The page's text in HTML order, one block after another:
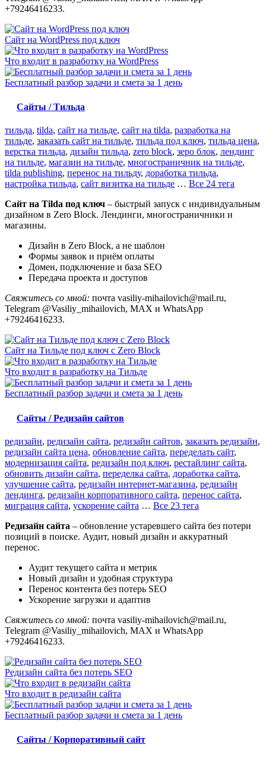
+79246416233.
Сайт на WordPress под ключ
Что входит в разработку на WordPress
Бесплатный разбор задачи и смета за 1 день
Сайты / Тильда
тильда, tilda, сайт на тильде, сайт на tilda, разработка на
тильде, заказать сайт на тильде, тильда под ключ, тильда цена,
верстка тильда, дизайн тильда, zero block, зеро блок, лендинг
на тильде, магазин на тильде, многостраничник на тильде,
tilda publishing, перенос на тильду, доработка тильда,
настройка тильда, сайт визитка на тильде … Все 24 тега
Сайт на Tilda под ключ – быстрый запуск с индивидуальным
дизайном в Zero Block. Лендинги, многостраничники и
магазины.
Дизайн в Zero Block, а не шаблон
Формы заявок и приём оплаты
Домен, подключение и база SEO
Передача проекта и доступов
Свяжитесь со мной: почта vasiliy-mihailovich@mail.ru,
Telegram @Vasiliy_mihailovich, MAX и WhatsApp
+79246416233.
Сайт на Тильде под ключ с Zero Block
Что входит в разработку на Тильде
Бесплатный разбор задачи и смета за 1 день
Сайты / Редизайн сайтов
редизайн, редизайн сайта, редизайн сайтов, заказать редизайн,
редизайн сайта цена, обновление сайта, переделать сайт,
модернизация сайта, редизайн под ключ, рестайлинг сайта,
обновить дизайн сайта, переделка сайта, доработка сайта,
улучшение сайта, редизайн интернет-магазина, редизайн
лендинга, редизайн корпоративного сайта, перенос сайта,
миграция сайта, ускорение сайта … Все 23 тега
Редизайн сайта – обновление устаревшего сайта без потери
позиций в поиске. Аудит, новый дизайн и аккуратный
перенос.
Аудит текущего сайта и метрик
Новый дизайн и удобная структура
Перенос контента без потерь SEO
Ускорение загрузки и адаптив
Свяжитесь со мной: почта vasiliy-mihailovich@mail.ru,
Telegram @Vasiliy_mihailovich, MAX и WhatsApp
+79246416233.
Редизайн сайта без потерь SEO
Что входит в редизайн сайта
Бесплатный разбор задачи и смета за 1 день
Сайты / Корпоративный сайт